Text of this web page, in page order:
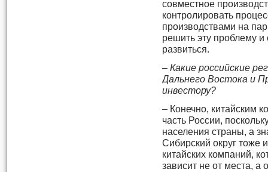
совместное
контролировать
производствами на
решить эту проблему
развиться.
– Какие российские
Дальнего Востока и
инвестору?
– Конечно, китайским
часть России,
населения страны, а
Сибирский округ тоже
китайских компаний,
зависит не от места, а